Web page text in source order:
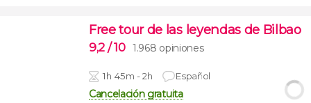
Free tour de las leyendas de Bilbao
9,2 / 10 1.968 opiniones
1h 45m - 2h Español
Cancelación gratuita